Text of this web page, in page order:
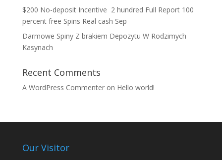
$200 No-deposit Incentive ️ 2 hundred Full Report 100
percent free Spins Real cash Sep
Darmowe Spiny Z brakiem Depozytu W Rodzimych
Kasynach
Recent Comments
A WordPress Commenteron Hello world!
Our Visitor